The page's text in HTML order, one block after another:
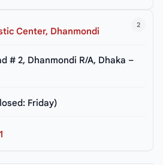
2
Center, Dhanmondi
# 2, Dhanmondi R/A, Dhaka –
Friday)